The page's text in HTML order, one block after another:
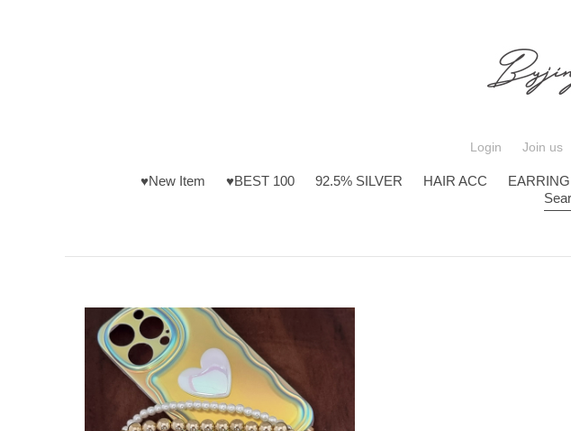
Login Join us
♥New Item ♥BEST 100 92.5% SILVER HAIR ACC EARRING